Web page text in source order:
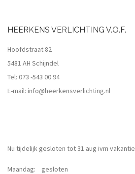
HEERKENS VERLICHTING V.O.F.
Hoofdstraat 82
5481 AH Schijndel
Tel: 073 -543 00 94
E-mail: info@heerkensverlichting.nl
Nu tijdelijk gesloten tot 31 aug ivm vakantie
Maandag: gesloten